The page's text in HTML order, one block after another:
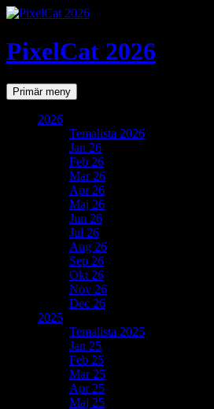
PixelCat 2026
SökPrimär meny Gå
till
2026
Temalista 2026
Jan 26
Feb 26
Mar 26
Apr 26
Maj 26
Jun 26
Jul 26
Aug 26
Sep 26
Okt 26
Nov 26
Dec 26
2025
Temalista 2025
Jan 25
Feb 25
Mar 25
Apr 25
Maj 25